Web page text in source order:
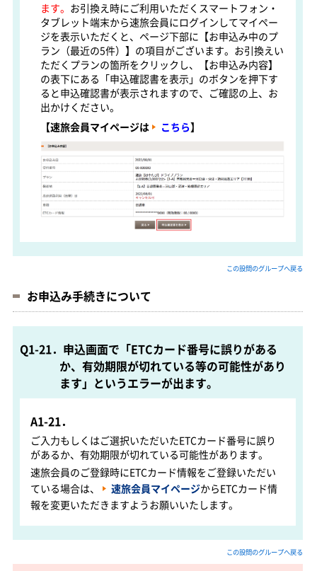
ます。 お引換え時にご利用いただくスマートフォン・
タブレット端末から速旅会員にログインしてマイペー
ジを表示いただくと、ページ下部に【お申込み中のプ
ラン（最近の5件）】の項目がございます。お引換えい
ただくプランの箇所をクリックし、【お申込み内容】
の表下にある「申込確認書を表示」のボタンを押下す
ると申込確認書が表示されますので、ご確認の上、お
出かけください。
【速旅会員マイページは
こちら】
この設問のグループへ戻る
お申込み手続きについて
Q1-21．申込画面で「ETCカード番号に誤りがある
か、有効期限が切れている等の可能性があり
ます」というエラーが出ます。
A1-21．
ご入力もしくはご選択いただいたETCカード番号に誤り
があるか、有効期限が切れている可能性があります。
速旅会員のご登録時にETCカード情報をご登録いただい
ている場合は、
速旅会員マイページからETCカード情
報を変更いただきますようお願いいたします。
この設問のグループへ戻る